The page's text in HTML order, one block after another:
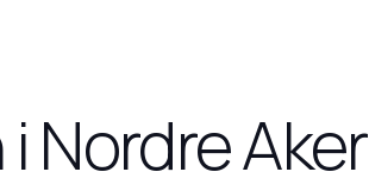
Nordre Aker